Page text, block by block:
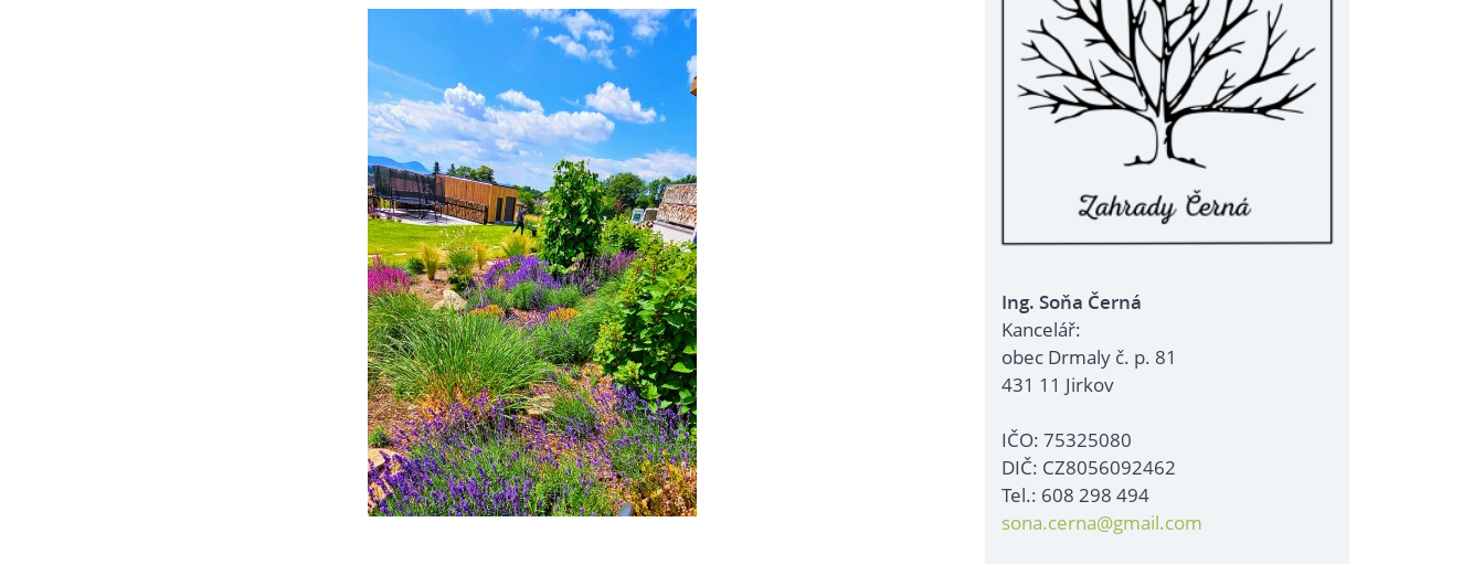
Ing. Soňa Černá
Kancelář:
obec Drmaly č. p. 81
431 11 Jirkov
IČO: 75325080
DIČ: CZ8056092462
Tel.: 608 298 494
sona.cerna@gmail.com